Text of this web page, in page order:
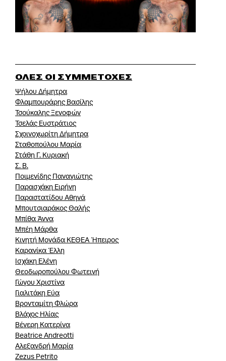
ΟΛΕΣ ΟΙ ΣΥΜΜΕΤΟΧΕΣ
Ψήλου Δήμητρα
Φλαμπουράρης Βασίλης
Τσούκαλης Ξενοφών
Τσελάς Ευστράτιος
Σχοινοχωρίτη Δήμητρα
Σταθοπούλου Μαρία
Στάθη Γ. Κυριακή
Σ. Β.
Ποιμενίδης Παναγιώτης
Παρασχάκη Ειρήνη
Παραστατίδου Αθηνά
Μπουτσιαράκος Θαλής
Μπίθα Άννα
Μπέη Μάρθα
Κινητή Μονάδα ΚΕΘΕΑ Ήπειρος
Καρανίκα Έλλη
Ισχάκη Ελένη
Θεοδωροπούλου Φωτεινή
Γώγου Χριστίνα
Γιαλιτάκη Εύα
Βρονταμίτη Φλώρα
Βλάχος Ηλίας
Βένερη Κατερίνα
Βeatrice Αndreotti
Αλεξανδρή Μαρία
Zezus Petrito